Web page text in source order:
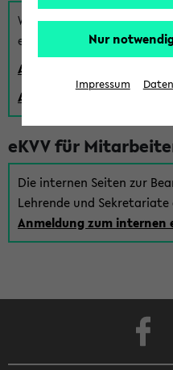
Wenn Sie (noch) kein Uni
eKVV auch über einen
Anmeldung über einen
Anlegen eines neuen
eKVV für
Die internen Seiten zur
Lehrende und Sekretariate
Anmeldung zum internen
Nur
Impressum